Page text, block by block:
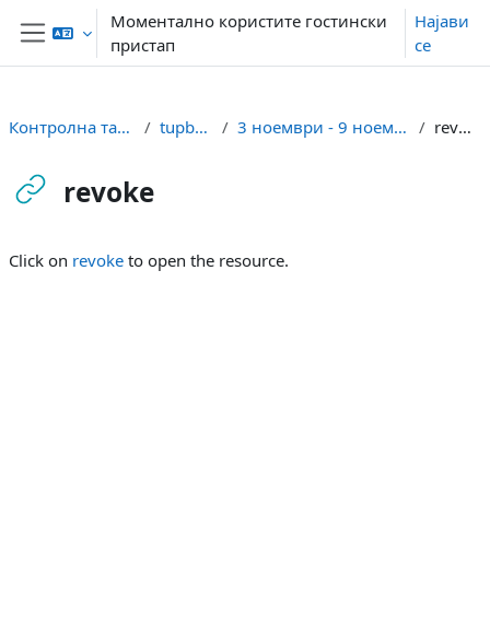
Оди до главна содржина
Страничен панел
Моментално користите гостински
пристап
Најави
се
Контролна табла tupbuni 3 ноември - 9 ноември revoke
revoke
Click on revoke to open the resource.